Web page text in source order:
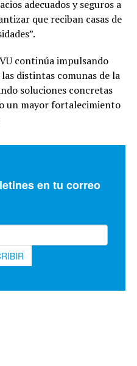
adecuados y seguros a
que reciban casas de
continúa impulsando
distintas comunas de la
soluciones concretas
un mayor fortalecimiento